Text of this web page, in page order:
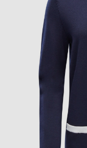
images
beginning
images